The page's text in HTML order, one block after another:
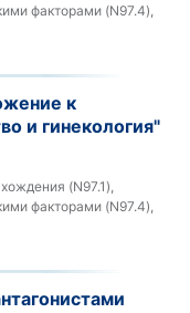
факторами (N97.4),
к
и гинекология"
(N97.1),
факторами (N97.4),